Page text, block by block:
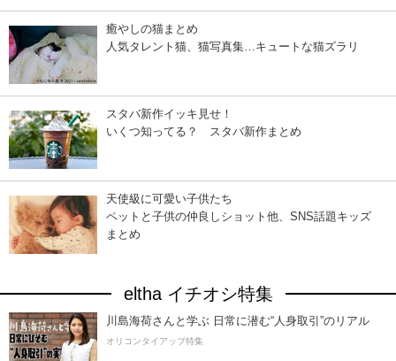
癒やしの猫まとめ
人気タレント猫、猫写真集…キュートな猫ズラリ
スタバ新作イッキ見せ！
いくつ知ってる？ スタバ新作まとめ
天使級に可愛い子供たち
ペットと子供の仲良しショット他、SNS話題キッズ
まとめ
eltha イチオシ特集
川島海荷さんと学ぶ 日常に潜む“人身取引”のリアル
オリコンタイアップ特集